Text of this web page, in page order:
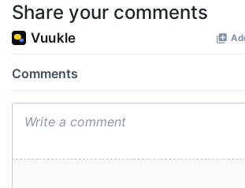
Share your comments